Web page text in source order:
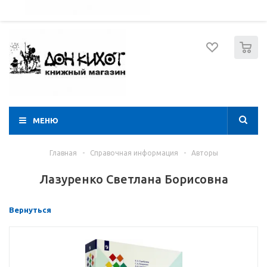
МЕНЮ
Главная - Справочная информация - Авторы
Лазуренко Светлана Борисовна
Вернуться